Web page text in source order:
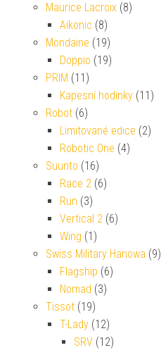
Maurice Lacroix (8)
Aikonic (8)
Mondaine (19)
Doppio (19)
PRIM (11)
Kapesní hodinky (11)
Robot (6)
Limitované edice (2)
Robotic One (4)
Suunto (16)
Race 2 (6)
Run (3)
Vertical 2 (6)
Wing (1)
Swiss Military Hanowa (9)
Flagship (6)
Nomad (3)
Tissot (19)
T-Lady (12)
SRV (12)